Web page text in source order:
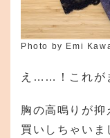
Photo by Emi
え……！これが
胸の高鳴りが
買いしちゃいま